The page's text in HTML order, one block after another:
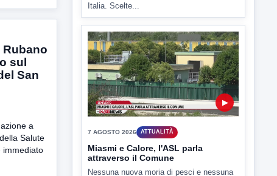
Rubano
sul
San
a
Salute
immediato
Benevento Calcio: Le scelte di
Floro Flores per il debutto di Coppa
Italia
Il Benevento è pronto al debutto di Coppa
Italia. Scelte...